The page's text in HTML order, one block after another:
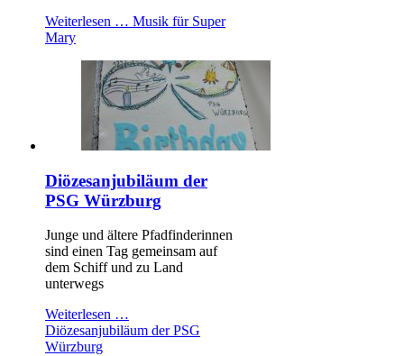
Weiterlesen … Musik für Super
Mary
Diözesanjubiläum der
PSG Würzburg
Junge und ältere Pfadfinderinnen
sind einen Tag gemeinsam auf
dem Schiff und zu Land
unterwegs
Weiterlesen …
Diözesanjubiläum der PSG
Würzburg